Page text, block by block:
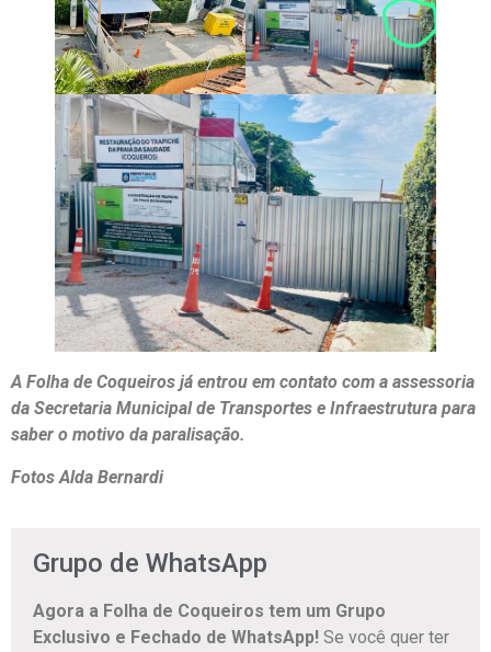
A Folha de Coqueiros já entrou em contato com a assessoria
da Secretaria Municipal de Transportes e Infraestrutura para
saber o motivo da paralisação.
Fotos Alda Bernardi
Grupo de WhatsApp
Agora a Folha de Coqueiros tem um Grupo
Exclusivo e Fechado de WhatsApp! Se você quer ter